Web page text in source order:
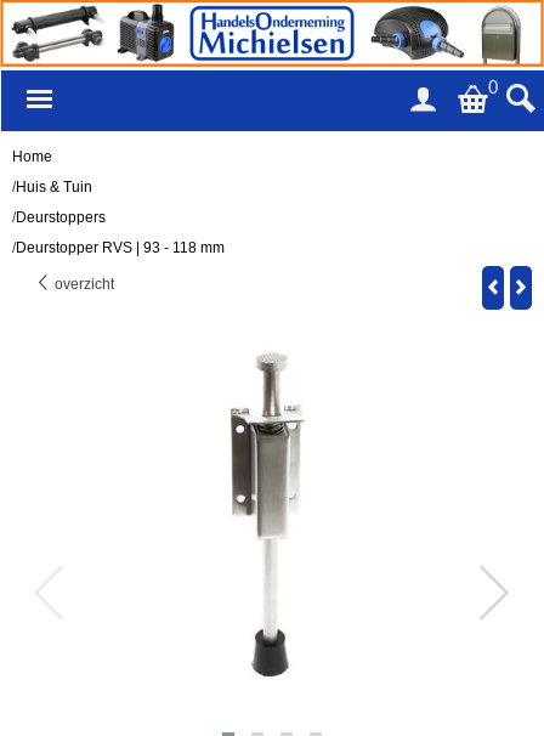
0
Home
/Huis & Tuin
/Deurstoppers
/Deurstopper RVS | 93 - 118 mm
overzicht